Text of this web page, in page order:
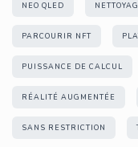
NEO QLED
PARCOURIR NFT
PUISSANCE DE CALCUL
RÉALITÉ AUGMENTÉE
SANS RESTRICTION